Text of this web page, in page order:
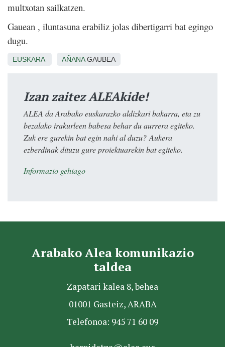
multxotan sailkatzen.
Gauean , iluntasuna erabiliz jolas dibertigarri bat egingo
dugu.
EUSKARA AÑANAGAUBEA
Izan zaitez ALEAkide!
ALEA da Arabako euskarazko aldizkari bakarra, eta zu
bezalako irakurleen babesa behar du aurrera egiteko.
Zuk ere gurekin bat egin nahi al duzu? Aukera
ezberdinak dituzu gure proiektuarekin bat egiteko.
Informazio gehiago
Arabako Alea komunikazio
taldea
Zapatari kalea 8, behea
01001 Gasteiz, ARABA
Telefonoa: 945 71 60 09